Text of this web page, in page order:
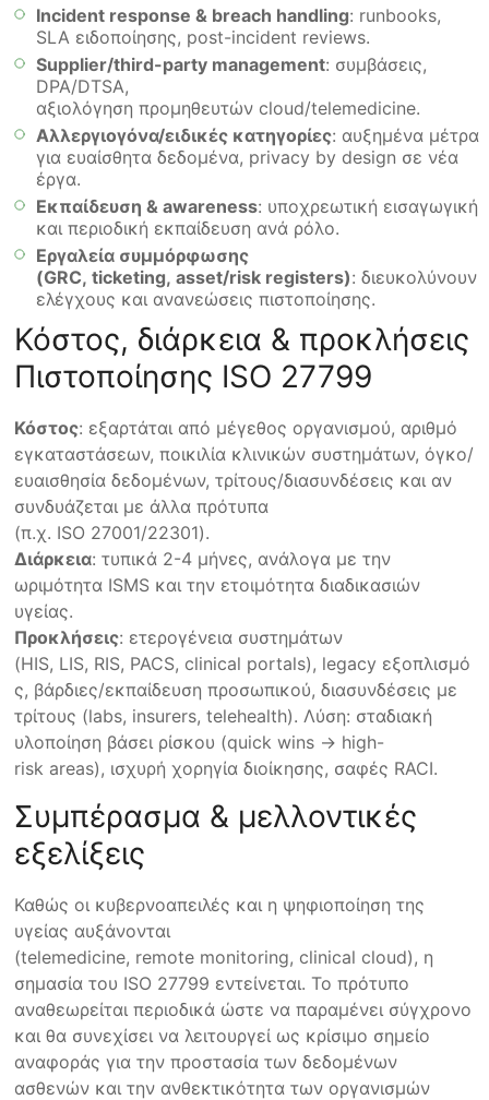
Incident response & breach handling: runbooks,
SLA ειδοποίησης, post-incident reviews.
Supplier/third-party management: συμβάσεις,
DPA/DTSA,
αξιολόγηση προμηθευτών cloud/telemedicine.
Αλλεργιογόνα/ειδικές κατηγορίες: αυξημένα μέτρα
για ευαίσθητα δεδομένα, privacy by design σε νέα
έργα.
Εκπαίδευση & awareness: υποχρεωτική εισαγωγική
και περιοδική εκπαίδευση ανά ρόλο.
Εργαλεία συμμόρφωσης
(GRC, ticketing, asset/risk registers): διευκολύνουν
ελέγχους και ανανεώσεις πιστοποίησης.
Κόστος, διάρκεια & προκλήσεις
Πιστοποίησης ISO 27799
Κόστος: εξαρτάται από μέγεθος οργανισμού, αριθμό
εγκαταστάσεων, ποικιλία κλινικών συστημάτων, όγκο/
ευαισθησία δεδομένων, τρίτους/διασυνδέσεις και αν
συνδυάζεται με άλλα πρότυπα
(π.χ. ISO 27001/22301).
Διάρκεια: τυπικά 2-4 μήνες, ανάλογα με την
ωριμότητα ISMS και την ετοιμότητα διαδικασιών
υγείας.
Προκλήσεις: ετερογένεια συστημάτων
(HIS, LIS, RIS, PACS, clinical portals), legacy εξοπλισμό
ς, βάρδιες/εκπαίδευση προσωπικού, διασυνδέσεις με
τρίτους (labs, insurers, telehealth). Λύση: σταδιακή
υλοποίηση βάσει ρίσκου (quick wins → high-
risk areas), ισχυρή χορηγία διοίκησης, σαφές RACI.
Συμπέρασμα & μελλοντικές
εξελίξεις
Καθώς οι κυβερνοαπειλές και η ψηφιοποίηση της
υγείας αυξάνονται
(telemedicine, remote monitoring, clinical cloud), η
σημασία του ISO 27799 εντείνεται. Το πρότυπο
αναθεωρείται περιοδικά ώστε να παραμένει σύγχρονο
και θα συνεχίσει να λειτουργεί ως κρίσιμο σημείο
αναφοράς για την προστασία των δεδομένων
ασθενών και την ανθεκτικότητα των οργανισμών